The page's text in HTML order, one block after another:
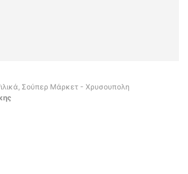
Σούπερ Μάρκετ - Χρυσουπολη